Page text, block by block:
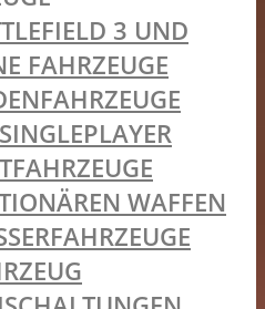
3 UND
FAHRZEUGE
SINGLEPLAYER
WAFFEN